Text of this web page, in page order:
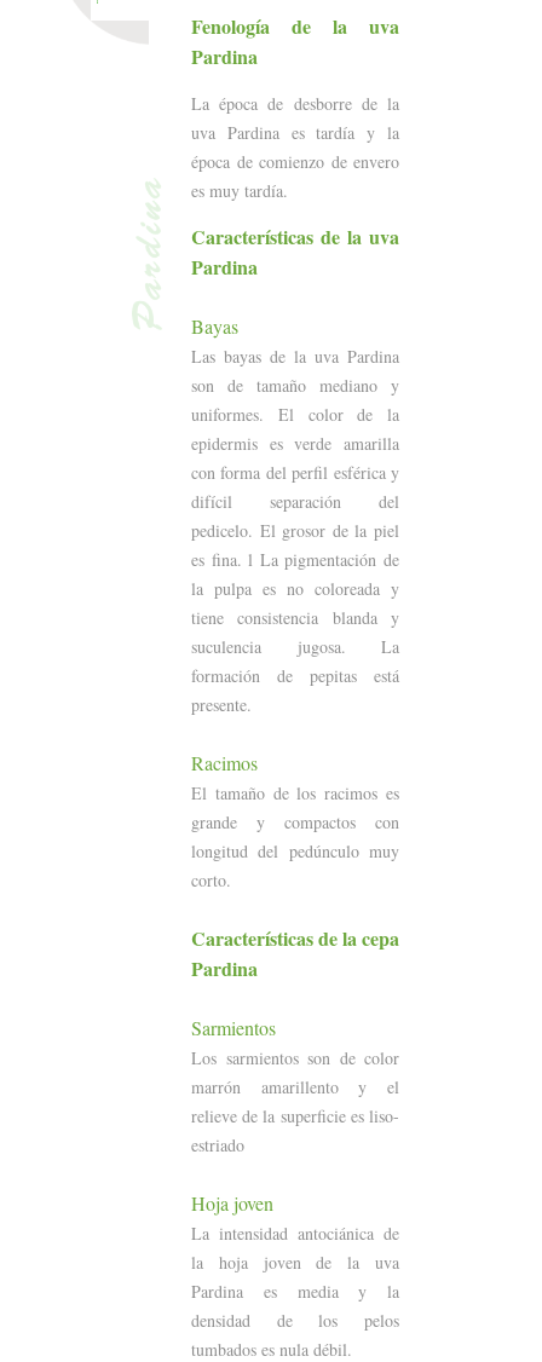
Fenología de la uva
Pardina
La época de desborre de la
uva Pardina es tardía y la
época de comienzo de envero
es muy tardía.
Características de la uva
Pardina
Bayas
Las bayas de la uva Pardina
son de tamaño mediano y
uniformes. El color de la
epidermis es verde amarilla
con forma del perfil esférica y
difícil separación del
pedicelo. El grosor de la piel
es fina. l La pigmentación de
la pulpa es no coloreada y
tiene consistencia blanda y
suculencia jugosa. La
formación de pepitas está
presente.
Racimos
El tamaño de los racimos es
grande y compactos con
longitud del pedúnculo muy
corto.
Característicasde la cepa
Pardina
Sarmientos
Los sarmientos son de color
marrón amarillento y el
relieve de la superficie es liso-
estriado
Hoja joven
La intensidad antociánica de
la hoja joven de la uva
Pardina es media y la
densidad de los pelos
tumbados es nula débil.